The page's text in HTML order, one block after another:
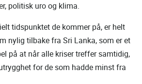
politisk uro og klima.
tidspunktet de kommer på, er helt
nylig tilbake fra Sri Lanka, som er et
på at når alle kriser treffer samtidig,
for de som hadde minst fra